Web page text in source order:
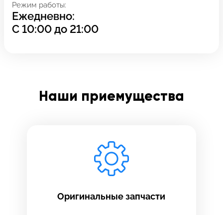
Режим работы:
Ежедневно:
С10:00до 21:00
Наши приемущества
Оригинальные запчасти
Задать вопрос
Отправить
Оставьте свой
Заполните все необходимые поля